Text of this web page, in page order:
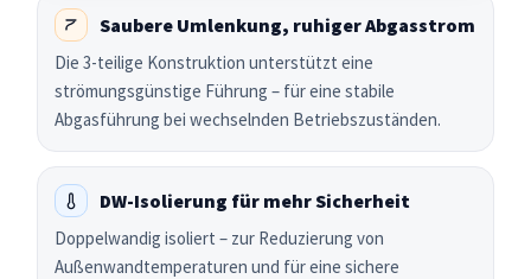
Saubere Umlenkung, ruhiger Abgasstrom
Die 3-teilige Konstruktion unterstützt eine
strömungsgünstige Führung – für eine stabile
Abgasführung bei wechselnden Betriebszuständen.
DW-Isolierung für mehr Sicherheit
Doppelwandig isoliert – zur Reduzierung von
Außenwandtemperaturen und für eine sichere